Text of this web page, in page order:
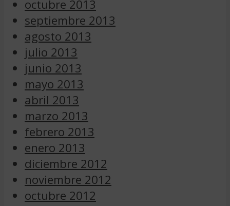
octubre 2013
septiembre 2013
agosto 2013
julio 2013
junio 2013
mayo 2013
abril 2013
marzo 2013
febrero 2013
enero 2013
diciembre 2012
noviembre 2012
octubre 2012